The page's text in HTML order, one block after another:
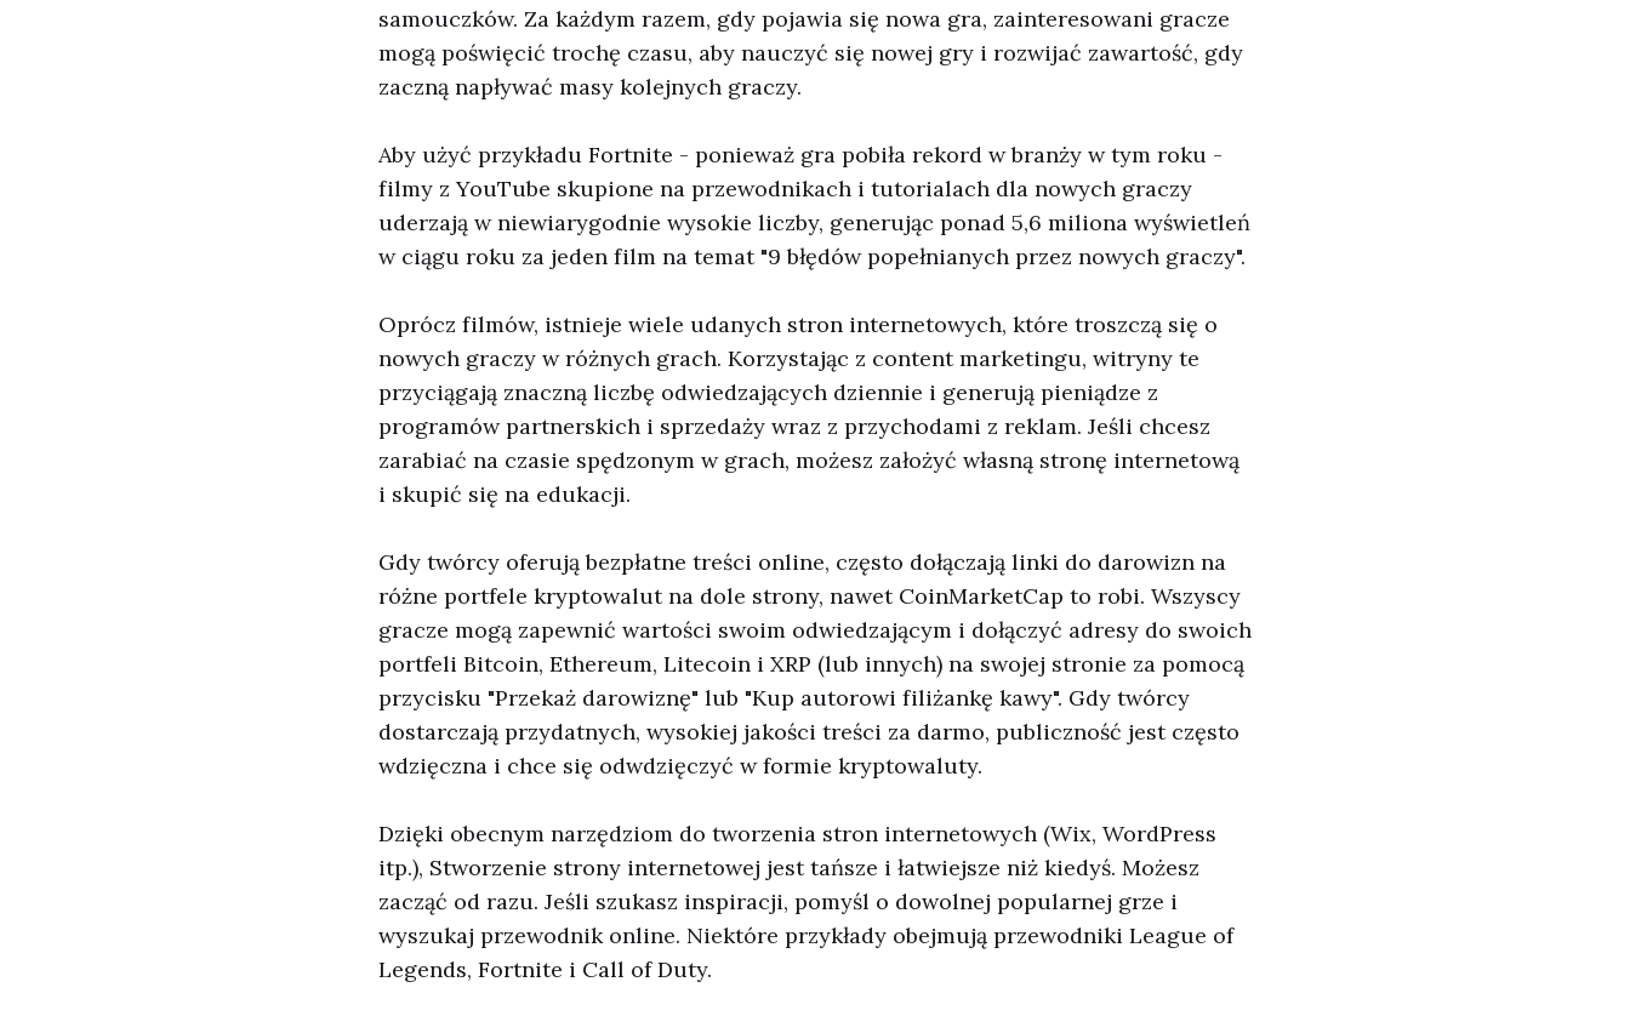
samouczków. Za każdym razem, gdy pojawia się nowa gra, zainteresowani gracze
mogą poświęcić trochę czasu, aby nauczyć się nowej gry i rozwijać zawartość, gdy
zaczną napływać masy kolejnych graczy.
Aby użyć przykładu Fortnite - ponieważ gra pobiła rekord w branży w tym roku -
filmy z YouTube skupione na przewodnikach i tutorialach dla nowych graczy
uderzają w niewiarygodnie wysokie liczby, generując ponad 5,6 miliona wyświetleń
w ciągu roku za jeden film na temat "9 błędów popełnianych przez nowych graczy".
Oprócz filmów, istnieje wiele udanych stron internetowych, które troszczą się o
nowych graczy w różnych grach. Korzystając z content marketingu, witryny te
przyciągają znaczną liczbę odwiedzających dziennie i generują pieniądze z
programów partnerskich i sprzedaży wraz z przychodami z reklam. Jeśli chcesz
zarabiać na czasie spędzonym w grach, możesz założyć własną stronę internetową
i skupić się na edukacji.
Gdy twórcy oferują bezpłatne treści online, często dołączają linki do darowizn na
różne portfele kryptowalut na dole strony, nawet CoinMarketCap to robi. Wszyscy
gracze mogą zapewnić wartości swoim odwiedzającym i dołączyć adresy do swoich
portfeli Bitcoin, Ethereum, Litecoin i XRP (lub innych) na swojej stronie za pomocą
przycisku "Przekaż darowiznę" lub "Kup autorowi filiżankę kawy". Gdy twórcy
dostarczają przydatnych, wysokiej jakości treści za darmo, publiczność jest często
wdzięczna i chce się odwdzięczyć w formie kryptowaluty.
Dzięki obecnym narzędziom do tworzenia stron internetowych (Wix, WordPress
itp.), Stworzenie strony internetowej jest tańsze i łatwiejsze niż kiedyś. Możesz
zacząć od razu. Jeśli szukasz inspiracji, pomyśl o dowolnej popularnej grze i
wyszukaj przewodnik online. Niektóre przykłady obejmują przewodniki League of
Legends, Fortnite i Call of Duty.